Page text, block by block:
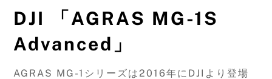
DJI 「AGRAS MG-1S
Advanced」
AGRAS MG-1シリーズは2016年にDJIより登場